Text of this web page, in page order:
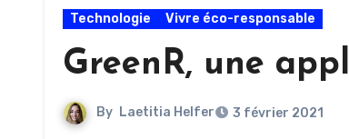
Technologie Vivre éco-responsable
GreenR, une
By Laetitia Helfer 3 février 2021